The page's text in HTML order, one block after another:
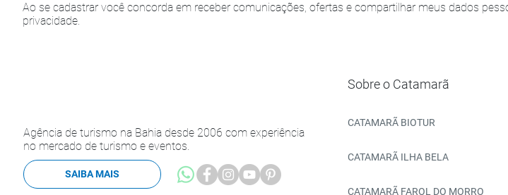
Agência de turismo na Bahia desde 2006 com experiência
no mercado de turismo e eventos.
SAIBA MAIS
Sobre o Catamarã
CATAMARÃ BIOTUR
CATAMARÃ ILHA BELA
CATAMARÃ FAROL DO MORRO
Ao se cadastrar você concorda em receber comunicações, ofertas e compartilhar meus dados
privacidade.